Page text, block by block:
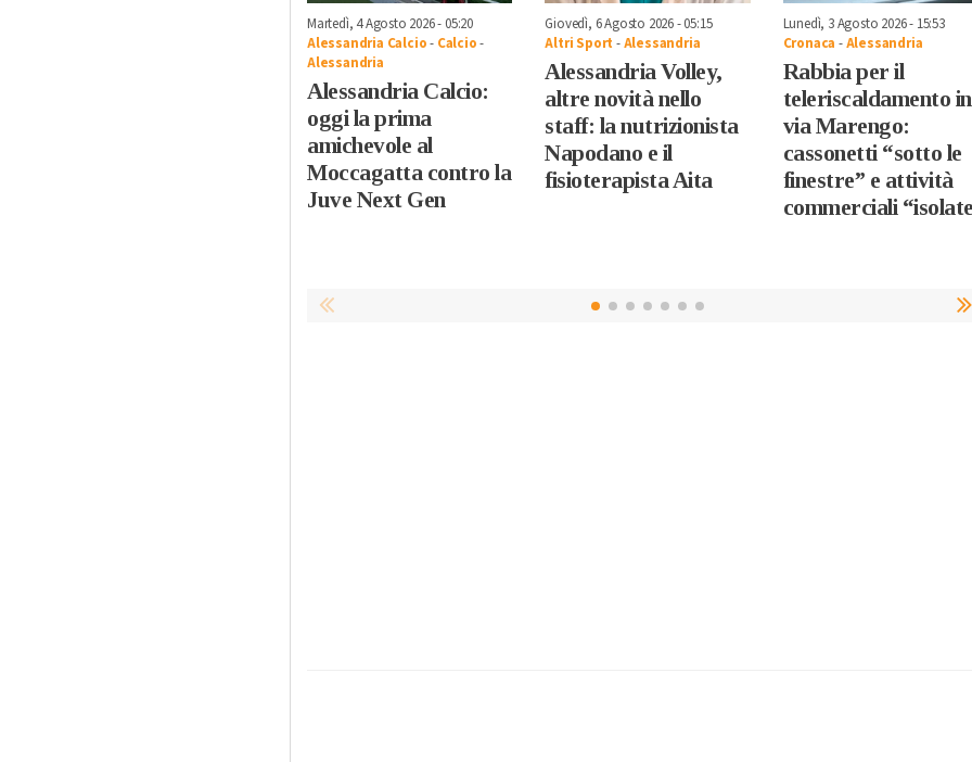
Martedì, 4 Agosto 2026 - 05:20
Alessandria Calcio- Calcio-
Alessandria
Alessandria Calcio:
oggi la prima
amichevole al
Moccagatta contro la
Juve Next Gen
Giovedì, 6 Agosto 2026 - 05:15
Altri Sport -Alessandria
Alessandria Volley,
altre novità nello
staff: la nutrizionista
Napodano e il
fisioterapista Aita
Lunedì, 3 Agosto 2026 - 15:53
Cronaca -Alessandria
Rabbia per il
teleriscaldamento in
via Marengo:
cassonetti “sotto le
finestre” e attività
commerciali